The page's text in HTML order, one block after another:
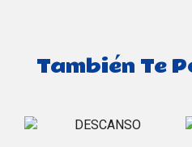
También Te